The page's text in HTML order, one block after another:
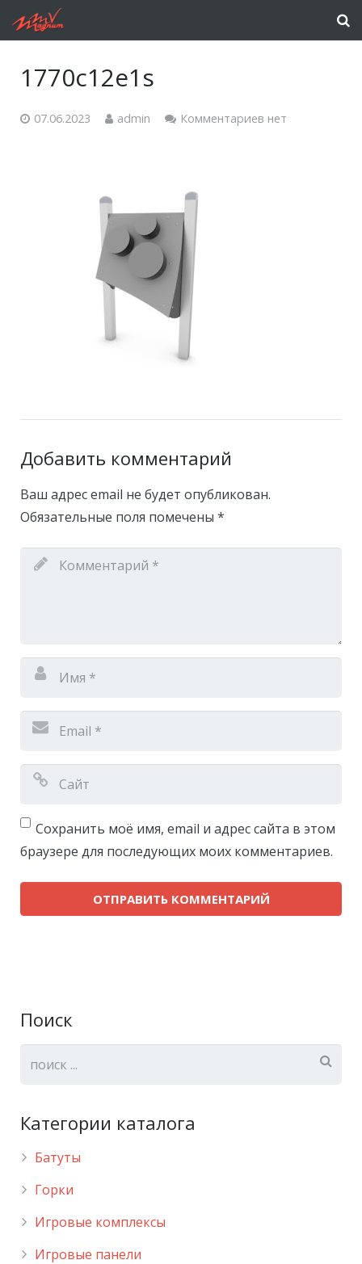
1770c12e1s
07.06.2023 admin Комментариев нет
Добавить комментарий
Ваш адрес email не будет опубликован.
Обязательные поля помечены *
Сохранить моё имя, email и адрес сайта в этом
браузере для последующих моих комментариев.
Поиск
Категории каталога
Батуты
Горки
Игровые комплексы
Игровые панели